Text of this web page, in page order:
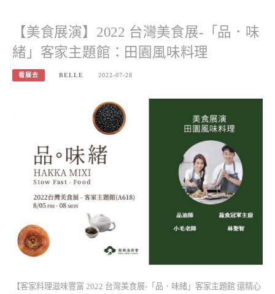
【美食展演】2022 台灣美食展-「品．味
緒」客家主題館：田園風味料理
看展去 BELLE 2022-07-28
【客家料理滋味豐富 2022 台灣美食展-「品．味緒」客家主題館 還精心